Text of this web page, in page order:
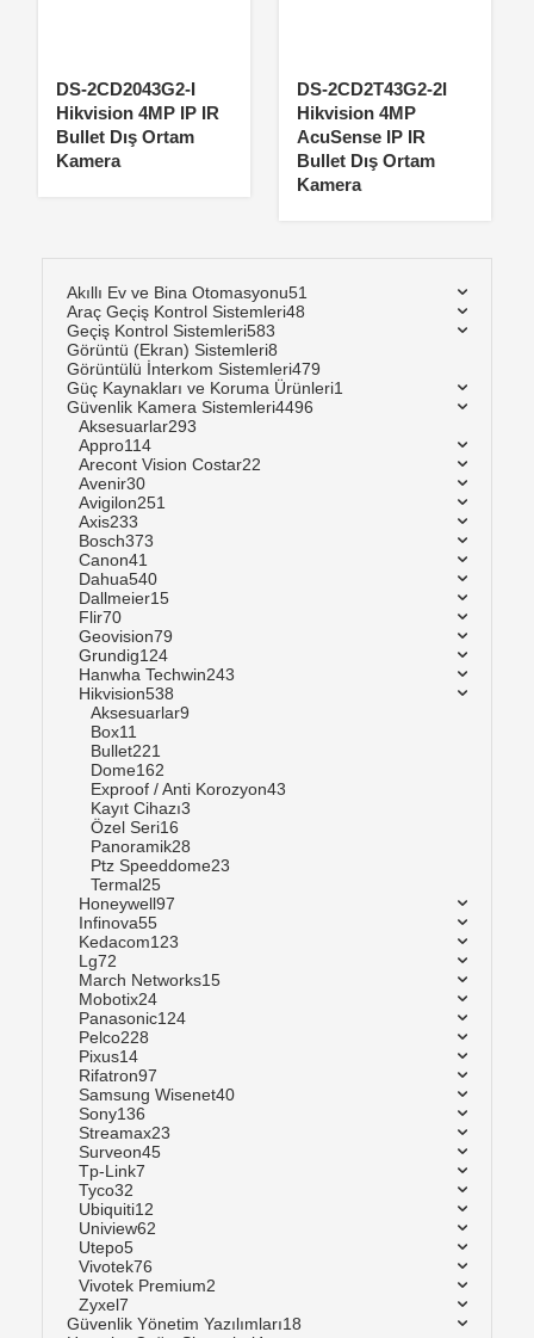
DS-2CD2043G2-I
Hikvision 4MP IP IR
Bullet Dış Ortam
Kamera
DS-2CD2T43G2-2I
Hikvision 4MP
AcuSense IP IR
Bullet Dış Ortam
Kamera
Akıllı Ev ve Bina Otomasyonu51
Araç Geçiş Kontrol Sistemleri48
Geçiş Kontrol Sistemleri583
Görüntü (Ekran) Sistemleri8
Görüntülü İnterkom Sistemleri479
Güç Kaynakları ve Koruma Ürünleri1
Güvenlik Kamera Sistemleri4496
Aksesuarlar293
Appro114
Arecont Vision Costar22
Avenir30
Avigilon251
Axis233
Bosch373
Canon41
Dahua540
Dallmeier15
Flir70
Geovision79
Grundig124
Hanwha Techwin243
Hikvision538
Aksesuarlar9
Box11
Bullet221
Dome162
Exproof / Anti Korozyon43
Kayıt Cihazı3
Özel Seri16
Panoramik28
Ptz Speeddome23
Termal25
Honeywell97
Infinova55
Kedacom123
Lg72
March Networks15
Mobotix24
Panasonic124
Pelco228
Pixus14
Rifatron97
Samsung Wisenet40
Sony136
Streamax23
Surveon45
Tp-Link7
Tyco32
Ubiquiti12
Uniview62
Utepo5
Vivotek76
Vivotek Premium2
Zyxel7
Güvenlik Yönetim Yazılımları18